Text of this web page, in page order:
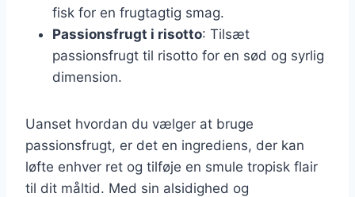
fisk for en frugtagtig smag.
Passionsfrugt i risotto: Tilsæt
passionsfrugt til risotto for en sød og syrlig
dimension.
Uanset hvordan du vælger at bruge
passionsfrugt, er det en ingrediens, der kan
løfte enhver ret og tilføje en smule tropisk flair
til dit måltid. Med sin alsidighed og